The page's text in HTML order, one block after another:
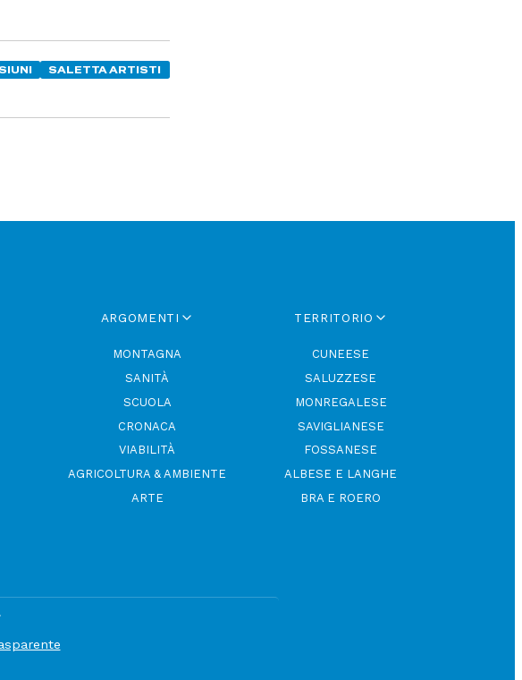
SALETTA ARTISTI
ARGOMENTI
MONTAGNA
SANITÀ
SCUOLA
CRONACA
VIABILITÀ
AGRICOLTURA & AMBIENTE
ARTE
TERRITORIO
CUNEESE
SALUZZESE
MONREGALESE
SAVIGLIANESE
FOSSANESE
ALBESE E LANGHE
BRA E ROERO